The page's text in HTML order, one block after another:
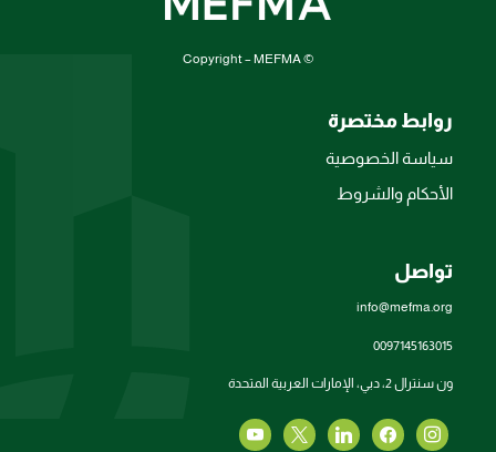
© Copyright – MEFMA
روابط مختصرة
سياسة الخصوصية
الأحكام والشروط
تواصل
info@mefma.org
0097145163015
ون سنترال 2، دبي، الإمارات العربية المتحدة